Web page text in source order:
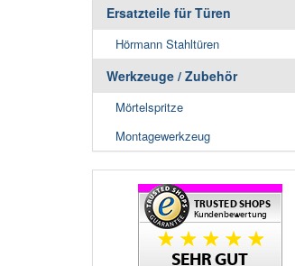
Ersatzteile für Türen
Hörmann Stahltüren
Werkzeuge / Zubehör
Mörtelspritze
Montagewerkzeug